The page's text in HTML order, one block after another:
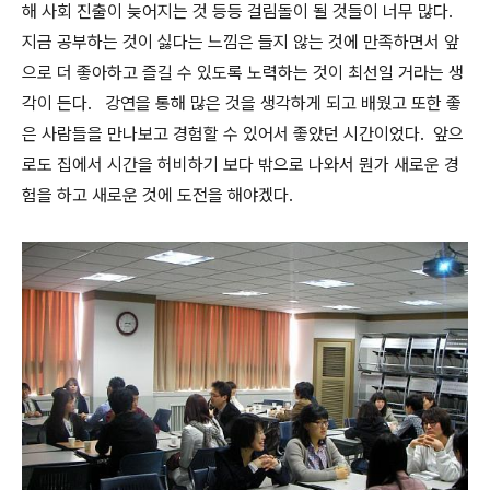
해 사회 진출이 늦어지는 것 등등 걸림돌이 될 것들이 너무 많다.
지금 공부하는 것이 싫다는 느낌은 들지 않는 것에 만족하면서 앞
으로 더 좋아하고 즐길 수 있도록 노력하는 것이 최선일 거라는 생
각이 든다. 강연을 통해 많은 것을 생각하게 되고 배웠고 또한 좋
은 사람들을 만나보고 경험할 수 있어서 좋았던 시간이었다. 앞으
로도 집에서 시간을 허비하기 보다 밖으로 나와서 뭔가 새로운 경
험을 하고 새로운 것에 도전을 해야겠다.